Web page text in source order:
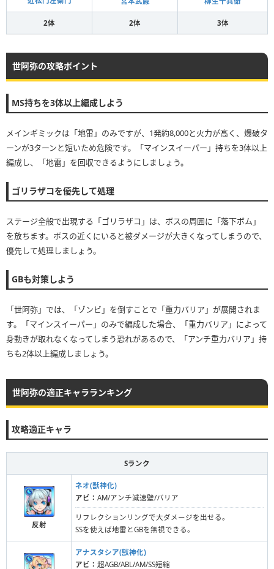
2体 2体 3体
世阿弥の攻略ポイント
MS持ちを3体以上編成しよう
メインギミックは「地雷」のみですが、1発約8,000と火力が高く、爆破タ
ーンが3ターンと短いため危険です。「マインスイーパー」持ちを3体以上
編成し、「地雷」を回収できるようにしましょう。
ゴリラザコを優先して処理
ステージ全般で出現する「ゴリラザコ」は、ボスの周囲に「落下ボム」
を放ちます。ボスの近くにいると被ダメージが大きくなってしまうので、
優先して処理しましょう。
GBも対策しよう
「世阿弥」では、「ゾンビ」を倒すことで「重力バリア」が展開されま
す。「マインスイーパー」のみで編成した場合、「重力バリア」によって
身動きが取れなくなってしまう恐れがあるので、「アンチ重力バリア」持
ちも2体以上編成しましょう。
世阿弥の適正キャラランキング
攻略適正キャラ
Sランク
反射
ネオ(獣神化)
アビ： AM/アンチ減速壁/バリア
リフレクションリングで大ダメージを出せる。
SSを使えば地雷とGBを無視できる。
アナスタシア(獣神化)
アビ： 超AGB/ABL/AM/SS短縮